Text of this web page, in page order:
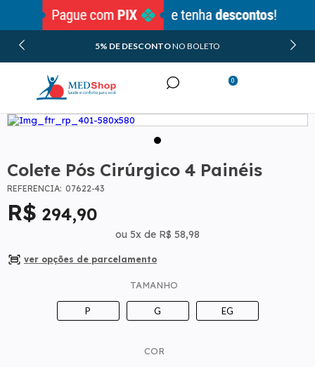
5% DE DESCONTONO BOLETO
0
Beleza e estética
Colete Pós Cirúrgico 4 Painéis
REFERÊNCIA: 07622-43
294,90
ou 5x de R$ 58,98
TAMANHO
P G EG
COR